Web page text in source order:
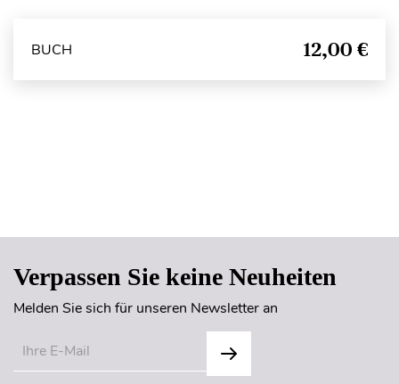
BUCH 12,00 €
Verpassen Sie keine Neuheiten
Melden Sie sich für unseren Newsletter an